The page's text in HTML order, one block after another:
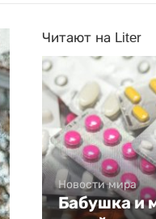
Читают на Liter
Новости мира
Бабушка и